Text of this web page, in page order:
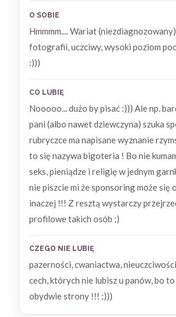
O SOBIE
Hmmmm.... Wariat
fotografii, uczciwy, wysoki poziom
:)))
CO LUBIĘ
Nooooo... dużo by pisać :))) Ale np.
pani (albo nawet dziewczyna) szuka
rubryczce ma napisane wyznanie
to się nazywa bigoteria ! Bo nie
seks, pieniądze i religię w jednym
nie piszcie mi że sponsoring może się
inaczej !!! Z resztą wystarczy
profilowe takich osób ;)
CZEGO NIE LUBIĘ
pazerności, cwaniactwa,
cech, których nie lubisz u panów, bo to
obydwie strony !!! ;)))